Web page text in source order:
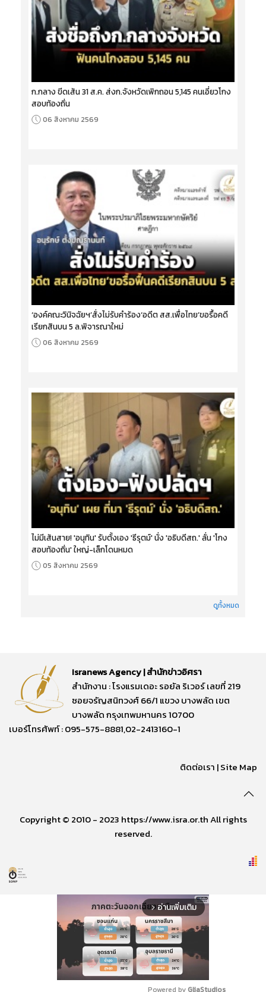
ก.กลาง ขีดเส้น 31 ส.ค. ส่งก.จังหวัดเพิกถอน 5,145 คนเอี่ยวโกง
สอบท้องถิ่น
06 สิงหาคม 2569
‘องค์คณะวินิจฉัยฯ’สั่งไม่รับคำร้อง‘อดีต สส.เพื่อไทย’ขอรื้อคดี
เรียกสินบน 5 ล.พิจารณาใหม่
06 สิงหาคม 2569
ไม่มีเส้นสาย! 'อนุทิน' รับตั้งเอง 'ธีรุตม์' นั่ง 'อธิบดีสถ.' ลั่น 'โกง
สอบท้องถิ่น' ใหญ่-เล็กโดนหมด
05 สิงหาคม 2569
ดูทั้งหมด
Isranews Agency | สำนักข่าวอิศรา
สำนักงาน : โรงแรมเดอะ รอยัล ริเวอร์ เลขที่ 219
ซอยจรัญสนิทวงศ์ 66/1 แขวง บางพลัด เขต
บางพลัด กรุงเทพมหานคร 10700
เบอร์โทรศัพท์ : 095-575-8881,02-2413160-1
ติดต่อเรา |Site Map
Copyright © 2010 - 2023 https://www.isra.or.th All rights
reserved.
arrow_forward_ios อ่านเพิ่มเติม
Powered by GliaStudios